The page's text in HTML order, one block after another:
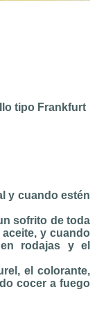
tipo Frankfurt
y cuando estén
sofrito de toda
y cuando
rodajas y el
el colorante,
cocer a fuego